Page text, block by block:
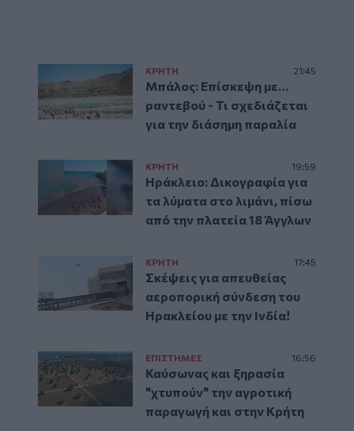
ΚΡΗΤΗ 21:45
Μπάλος: Επίσκεψη με…
ραντεβού - Τι σχεδιάζεται
για την διάσημη παραλία
ΚΡΗΤΗ 19:59
Ηράκλειο: Δικογραφία για
τα λύματα στο λιμάνι, πίσω
από την πλατεία 18 Άγγλων
ΚΡΗΤΗ 17:45
Σκέψεις για απευθείας
αεροπορική σύνδεση του
Ηρακλείου με την Ινδία!
ΕΠΙΣΤΗΜΕΣ 16:56
Καύσωνας και ξηρασία
"χτυπούν" την αγροτική
παραγωγή και στην Κρήτη